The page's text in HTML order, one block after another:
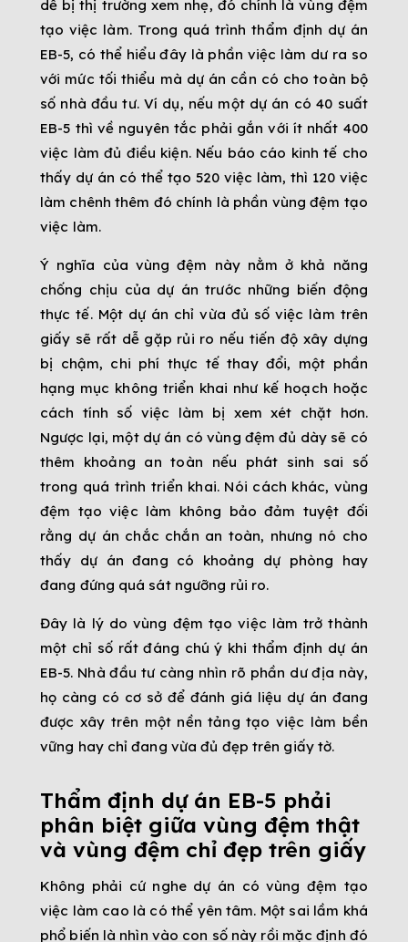
dễ bị thị trường xem nhẹ, đó chính là vùng đệm
tạo việc làm. Trong quá trình thẩm định dự án
EB-5, có thể hiểu đây là phần việc làm dư ra so
với mức tối thiểu mà dự án cần có cho toàn bộ
số nhà đầu tư. Ví dụ, nếu một dự án có 40 suất
EB-5 thì về nguyên tắc phải gắn với ít nhất 400
việc làm đủ điều kiện. Nếu báo cáo kinh tế cho
thấy dự án có thể tạo 520 việc làm, thì 120 việc
làm chênh thêm đó chính là phần vùng đệm tạo
việc làm.
Ý nghĩa của vùng đệm này nằm ở khả năng
chống chịu của dự án trước những biến động
thực tế. Một dự án chỉ vừa đủ số việc làm trên
giấy sẽ rất dễ gặp rủi ro nếu tiến độ xây dựng
bị chậm, chi phí thực tế thay đổi, một phần
hạng mục không triển khai như kế hoạch hoặc
cách tính số việc làm bị xem xét chặt hơn.
Ngược lại, một dự án có vùng đệm đủ dày sẽ có
thêm khoảng an toàn nếu phát sinh sai số
trong quá trình triển khai. Nói cách khác, vùng
đệm tạo việc làm không bảo đảm tuyệt đối
rằng dự án chắc chắn an toàn, nhưng nó cho
thấy dự án đang có khoảng dự phòng hay
đang đứng quá sát ngưỡng rủi ro.
Đây là lý do vùng đệm tạo việc làm trở thành
một chỉ số rất đáng chú ý khi thẩm định dự án
EB-5. Nhà đầu tư càng nhìn rõ phần dư địa này,
họ càng có cơ sở để đánh giá liệu dự án đang
được xây trên một nền tảng tạo việc làm bền
vững hay chỉ đang vừa đủ đẹp trên giấy tờ.
Thẩm định dự án EB-5 phải
phân biệt giữa vùng đệm thật
và vùng đệm chỉ đẹp trên giấy
Không phải cứ nghe dự án có vùng đệm tạo
việc làm cao là có thể yên tâm. Một sai lầm khá
phổ biến là nhìn vào con số này rồi mặc định đó